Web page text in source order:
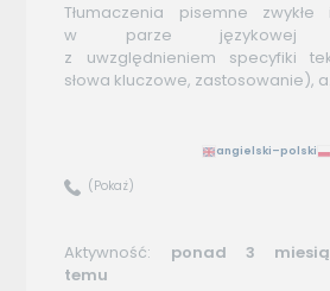
Tłumaczenia pisemne
w parze językowej
z uwzględnieniem specyfiki
słowa kluczowe, zastosowanie),
angielski–polski
(Pokaż)
Aktywność: ponad 3
temu